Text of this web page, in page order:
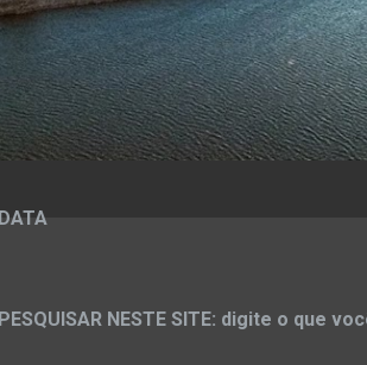
DATA
PESQUISAR NESTE SITE: digite o que